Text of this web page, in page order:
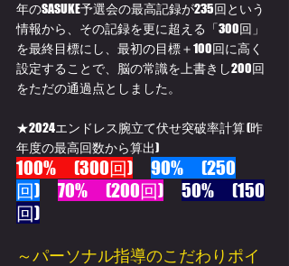
年のSASUKE予選会の最高記録が235回という
情報から、その記録を更に超える「300回」
を最終目標にし、最初の目標＋100回に高く
設定することで、脳の常識を上書きし200回
をただの通過点としました。
★2024エンドレス腕立て伏せ突破率計算 (昨
年度の最高回数から算出)
100%　(300回)
90%　(250
回)
70%　(200回)
50%　(150
回)
～パーソナル指導のこだわりポイ